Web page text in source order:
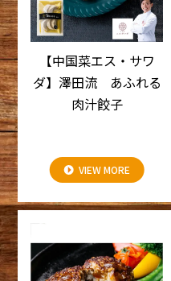
【中国菜エス・サワ
ダ】澤田流 あふれる
肉汁餃子
VIEW MORE